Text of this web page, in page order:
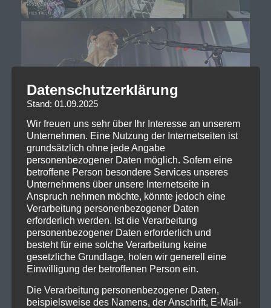
Datenschutzerklärung
Stand: 01.09.2025
Wir freuen uns sehr über Ihr Interesse an unserem
Unternehmen. Eine Nutzung der Internetseiten ist
grundsätzlich ohne jede Angabe
personenbezogener Daten möglich. Sofern eine
betroffene Person besondere Services unseres
Unternehmens über unsere Internetseite in
Anspruch nehmen möchte, könnte jedoch eine
Verarbeitung personenbezogener Daten
erforderlich werden. Ist die Verarbeitung
personenbezogener Daten erforderlich und
besteht für eine solche Verarbeitung keine
gesetzliche Grundlage, holen wir generell eine
Einwilligung der betroffenen Person ein.
Die Verarbeitung personenbezogener Daten,
beispielsweise des Namens, der Anschrift, E-Mail-